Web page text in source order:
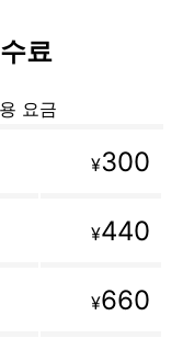
료
요금
¥300
¥440
¥660